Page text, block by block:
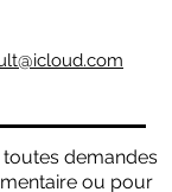
demandes
ou pour